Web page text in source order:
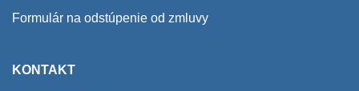
Formulár na odstúpenie od zmluvy
KONTAKT